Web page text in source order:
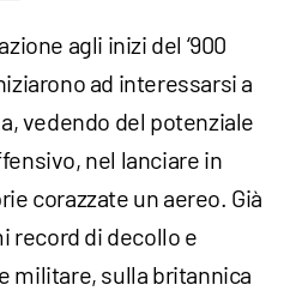
agli inizi del ‘900
ad interessarsi a
vedendo del potenziale
nel lanciare in
corazzate un aereo. Già
record di decollo e
militare, sulla britannica